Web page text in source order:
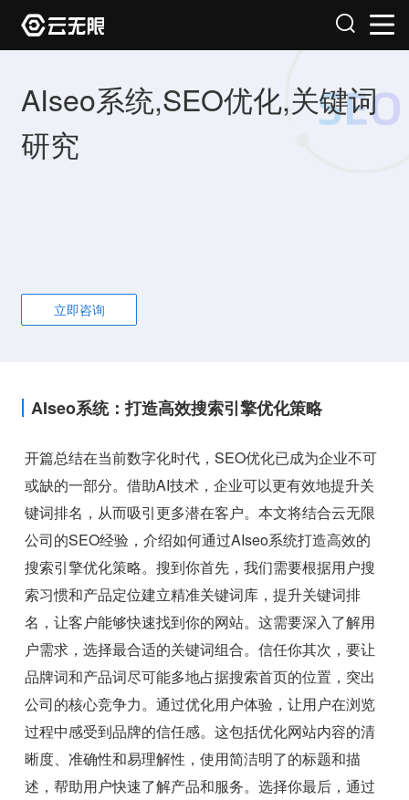
AIseo系统,SEO优化,关键词
研究
立即咨询
AIseo系统：打造高效搜索引擎优化策略
开篇总结在当前数字化时代，SEO优化已成为企业不可
或缺的一部分。借助AI技术，企业可以更有效地提升关
键词排名，从而吸引更多潜在客户。本文将结合云无限
公司的SEO经验，介绍如何通过AIseo系统打造高效的
搜索引擎优化策略。搜到你首先，我们需要根据用户搜
索习惯和产品定位建立精准关键词库，提升关键词排
名，让客户能够快速找到你的网站。这需要深入了解用
户需求，选择最合适的关键词组合。信任你其次，要让
品牌词和产品词尽可能多地占据搜索首页的位置，突出
公司的核心竞争力。通过优化用户体验，让用户在浏览
过程中感受到品牌的信任感。这包括优化网站内容的清
晰度、准确性和易理解性，使用简洁明了的标题和描
述，帮助用户快速了解产品和服务。选择你最后，通过